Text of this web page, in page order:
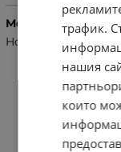
Модел Телефон
Honor 10 Lite
трафик.
нашия
които